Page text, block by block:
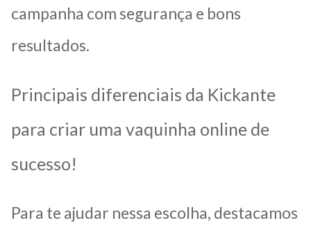
campanha com segurança e bons
resultados.
Principais diferenciais da Kickante
para criar uma vaquinha online de
sucesso!
Para te ajudar nessa escolha, destacamos